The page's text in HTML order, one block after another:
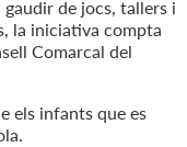
de jocs, tallers i
la iniciativa compta
Comarcal del
els infants que es